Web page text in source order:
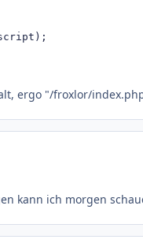
);
ergo "/froxlor/
kann ich morgen